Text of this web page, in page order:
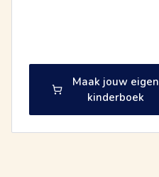
Maak jouw eigen
kinderboek